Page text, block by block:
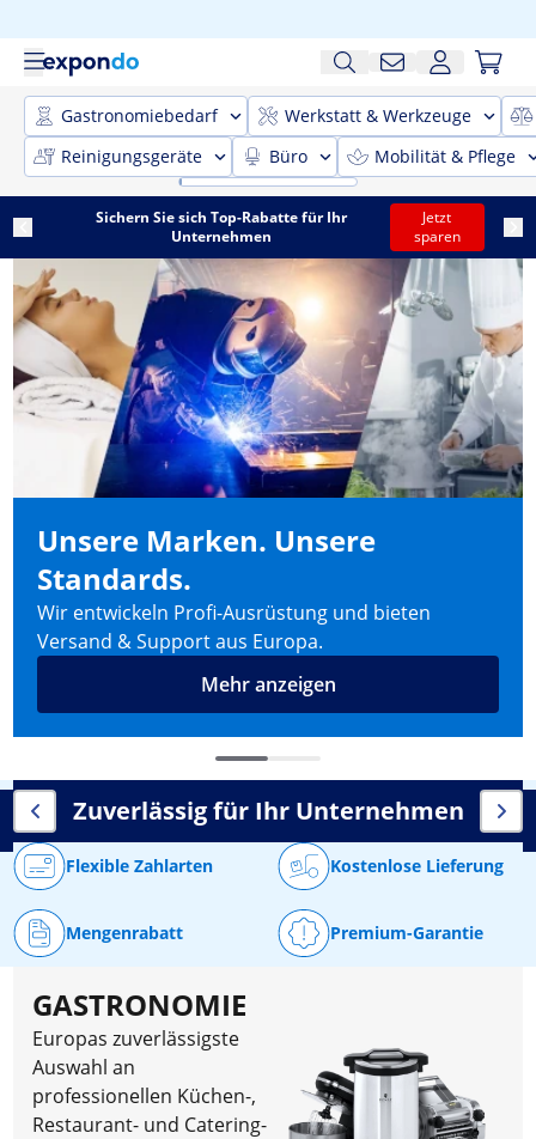
Gastronomiebedarf
Werkstatt & Werkzeuge
Reinigungsgeräte
Büro Mobilität & Pflege
Sichern Sie sich Top-Rabatte für Ihr
Unternehmen
Jetzt
sparen
Unsere Marken. Unsere
Standards.
Wir entwickeln Profi-Ausrüstung und bieten
Versand & Support aus Europa.
Mehr anzeigen
Zuverlässig für Ihr Unternehmen
Flexible Zahlarten Kostenlose Lieferung
Mengenrabatt Premium-Garantie
GASTRONOMIE
Europas zuverlässigste
Auswahl an
professionellen Küchen-,
Restaurant- und Catering-